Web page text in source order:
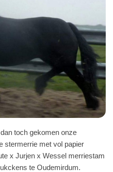
toch gekomen onze
stermerrie met vol papier
x Jurjen x Wessel merriestam
te Oudemirdum.